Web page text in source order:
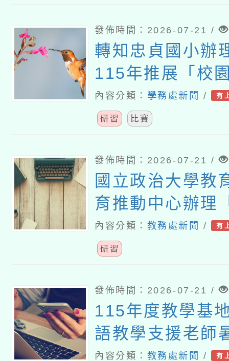
發佈時間：2026-07-21 /
轉知忠貞國小辦
115年推展「校
活」教 案徵選
內容分類： 學務處新聞 / 有
研習 比賽
發佈時間：2026-07-21 /
國立政治大學教
育推動中心辦理
育裡，看見個人
性」推廣講座
內容分類： 教務處新聞 / 有
研習
發佈時間：2026-07-21 /
115年度教學基
語教學支援老師
課研習
內容分類： 教務處新聞 / 有